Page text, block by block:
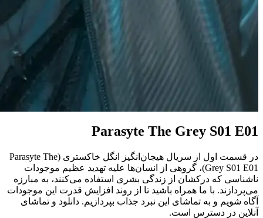
Parasyte The Grey S01 E01
در قسمت اول از سریال هیجان‌انگیز انگل خاکستری (Parasyte The
Grey S01 E01)، گروهی از انسان‌ها علیه تهدید عظیم موجودات
ناشناسی که درکشان از زندگی بشری استفاده می‌کنند، به مبارزه
می‌پردازند. با ما همراه باشید تا از روند افزایش قدرت این موجودات
آگاه شویم و به تماشای این نبرد جذاب بپردازیم. دانلود و تماشای
آنلاین در دسترس است.